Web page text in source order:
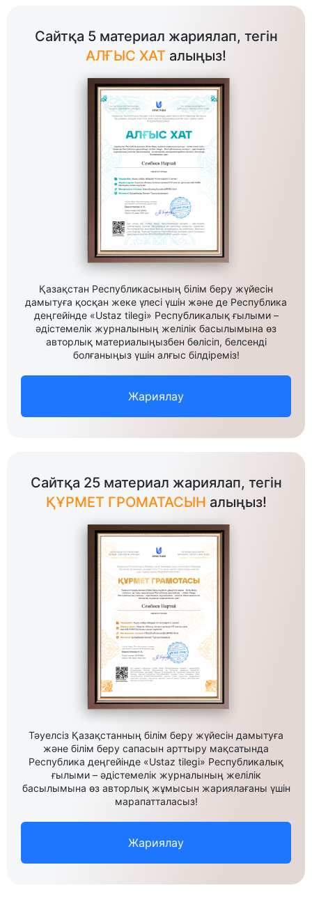
Сайтқа 5 материал жариялап, тегін
АЛҒЫС ХАТ алыңыз!
Қазақстан Республикасының білім беру жүйесін
дамытуға қосқан жеке үлесі үшін және де Республика
деңгейінде «Ustaz tilegi» Республикалық ғылыми –
әдістемелік журналының желілік басылымына өз
авторлық материалыңызбен бөлісіп, белсенді
болғаныңыз үшін алғыс білдіреміз!
Жариялау
Сайтқа 25 материал жариялап, тегін
ҚҰРМЕТ ГРОМАТАСЫН алыңыз!
Тәуелсіз Қазақстанның білім беру жүйесін дамытуға
және білім беру сапасын арттыру мақсатында
Республика деңгейінде «Ustaz tilegi» Республикалық
ғылыми – әдістемелік журналының желілік
басылымына өз авторлық жұмысын жариялағаны үшін
марапатталасыз!
Жариялау